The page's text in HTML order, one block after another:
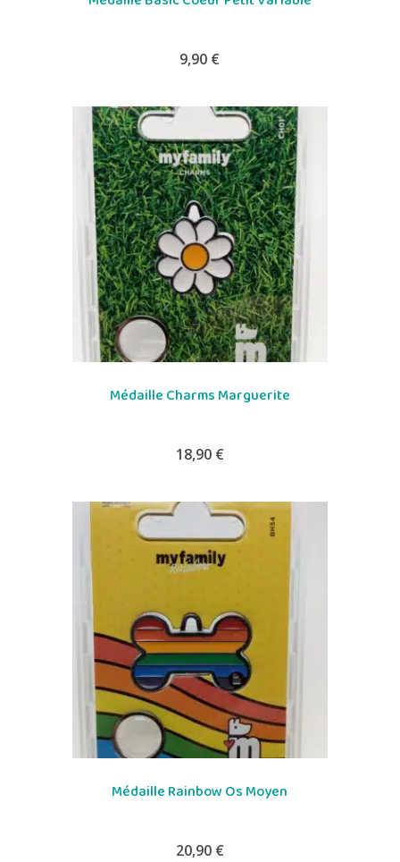
9,90 €
Médaille Charms Marguerite
18,90 €
Médaille Rainbow Os Moyen
20,90 €